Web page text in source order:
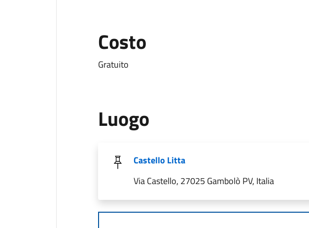
Costo
Gratuito
Luogo
Castello Litta
Via Castello, 27025 Gambolò PV, Italia